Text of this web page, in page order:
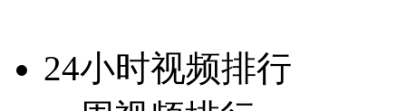
24小时视频排行